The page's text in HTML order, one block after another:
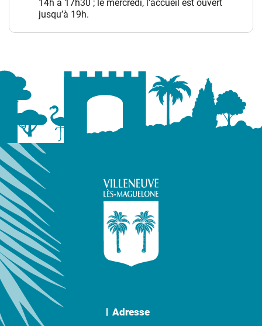
14h à 17h30 ; le mercredi, l’accueil est ouvert
jusqu’à 19h.
Adresse